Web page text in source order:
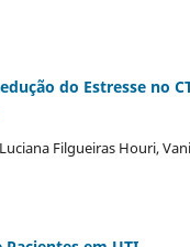
do Estresse no
Filgueiras Houri,